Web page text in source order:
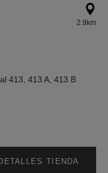
2.9km
413, 413 A, 413 B
TIENDA